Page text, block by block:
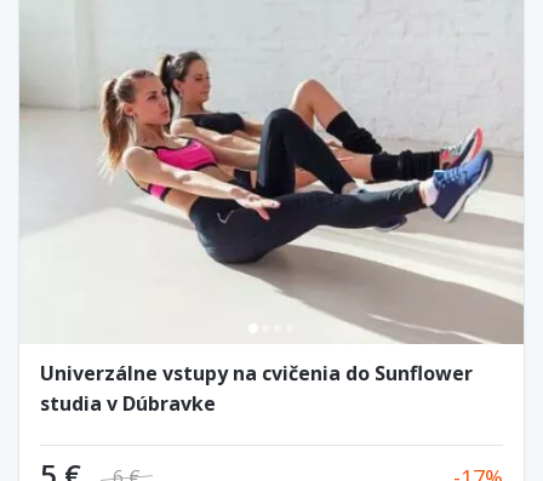
Univerzálne vstupy na cvičenia do Sunflower
studia v Dúbravke